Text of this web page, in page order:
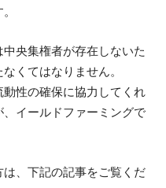
央集権者が存在しないた
くてはなりません。
性の確保に協力してくれ
イールドファーミングで
、下記の記事をご覧くだ